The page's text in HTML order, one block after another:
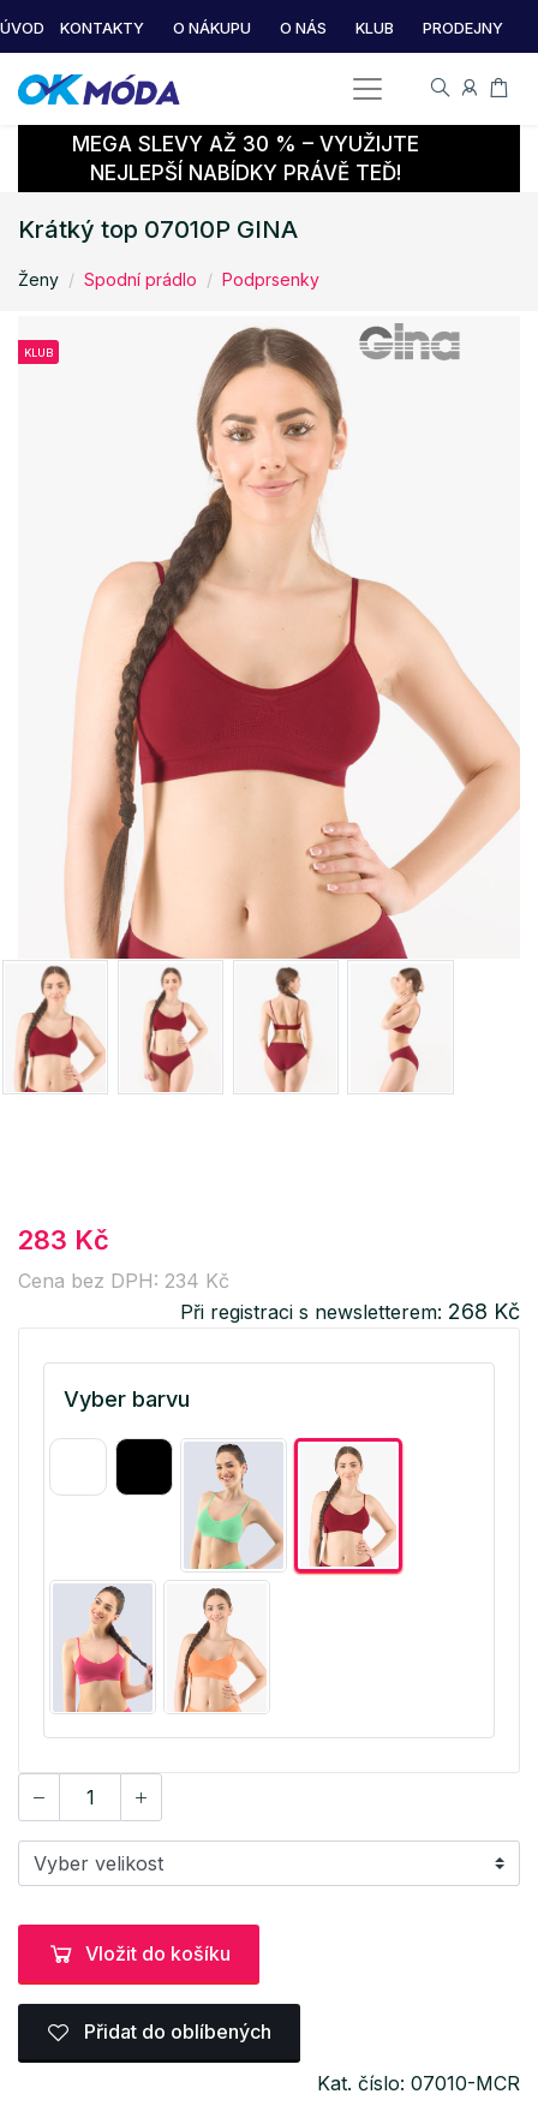
ÚVOD KONTAKTY O NÁKUPU O NÁS KLUB PRODEJNY
MEGA SLEVY AŽ 30 % – VYUŽIJTE
NEJLEPŠÍ NABÍDKY PRÁVĚ TEĎ!
Krátký top 07010P GINA
Ženy Spodní prádlo Podprsenky
KLUB
283 Kč
Cena bez DPH: 234 Kč
Při registraci s newsletterem: 268 Kč
Vyber barvu
Vložit do košíku
Přidat do oblíbených
Kat. číslo: 07010-MCR